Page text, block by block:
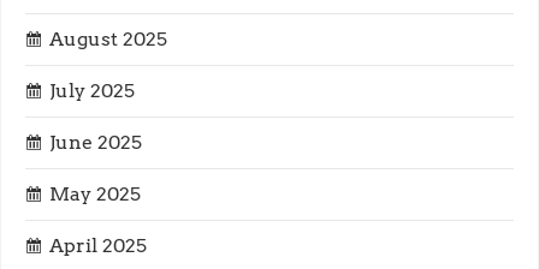
August 2025
July 2025
June 2025
May 2025
April 2025